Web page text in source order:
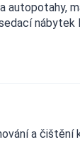
autopotahy,
nábytek
a čištění